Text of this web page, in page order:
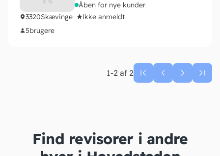
Åben for nye kunder
3320Skævinge
Ikke anmeldt
5brugere
1-2 af 2
Find revisorer i andre